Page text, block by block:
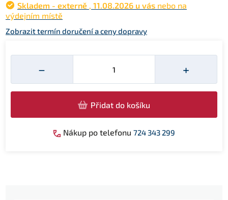
Skladem - externě , 11.08.2026 u vás nebo na
výdejním místě
Zobrazit termín doručení a ceny dopravy
−
Množství
+
Přidat do košíku
Nákup po telefonu 724 343 299